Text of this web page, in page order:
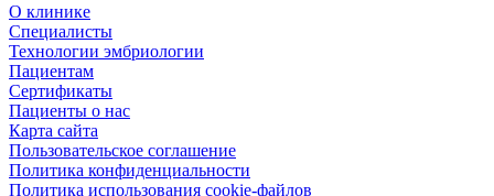
О клинике
Специалисты
Технологии эмбриологии
Пациентам
Сертификаты
Пациенты о нас
Карта сайта
Пользовательское соглашение
Политика конфиденциальности
Политика использования cookie-файлов